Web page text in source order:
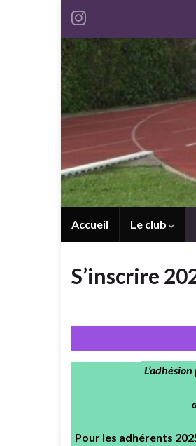
Accueil Le club
S’inscrire
Pour les adhérents